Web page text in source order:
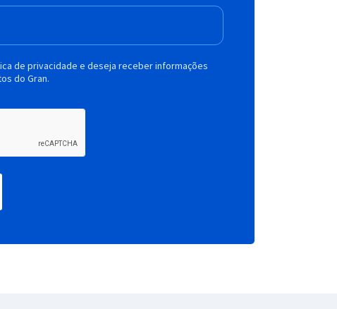
de privacidade e deseja receber informações
do Gran.